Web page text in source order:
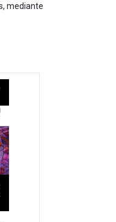
mediante